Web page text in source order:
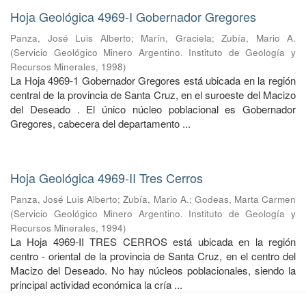
Hoja Geológica 4969-I Gobernador Gregores
Panza, José Luis Alberto; Marín, Graciela; Zubía, Mario A.
(Servicio Geológico Minero Argentino. Instituto de Geología y
Recursos Minerales, 1998)
La Hoja 4969-1 Gobernador Gregores está ubicada en la región
central de la provincia de Santa Cruz, en el suroeste del Macizo
del Deseado . El único núcleo poblacional es Gobernador
Gregores, cabecera del departamento ...
Hoja Geológica 4969-II Tres Cerros
Panza, José Luis Alberto;Zubía, Mario A.; Godeas, Marta Carmen
(Servicio Geológico Minero Argentino. Instituto de Geología y
Recursos Minerales, 1994)
La Hoja 4969-II TRES CERROS está ubicada en la región
centro - oriental de la provincia de Santa Cruz, en el centro del
Macizo del Deseado. No hay núcleos poblacionales, siendo la
principal actividad económica la cría ...